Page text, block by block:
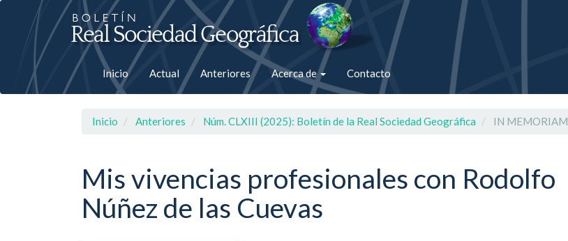
Salto
rápiso
la
contenido
Inicio Actual Anteriores Acerca de Contacto
Inicio Anteriores Núm. CLXIII (2025): Boletín de la Real Sociedad Geográfica IN MEMORIAM
Mis vivencias profesionales con Rodolfo
Núñez de las Cuevas